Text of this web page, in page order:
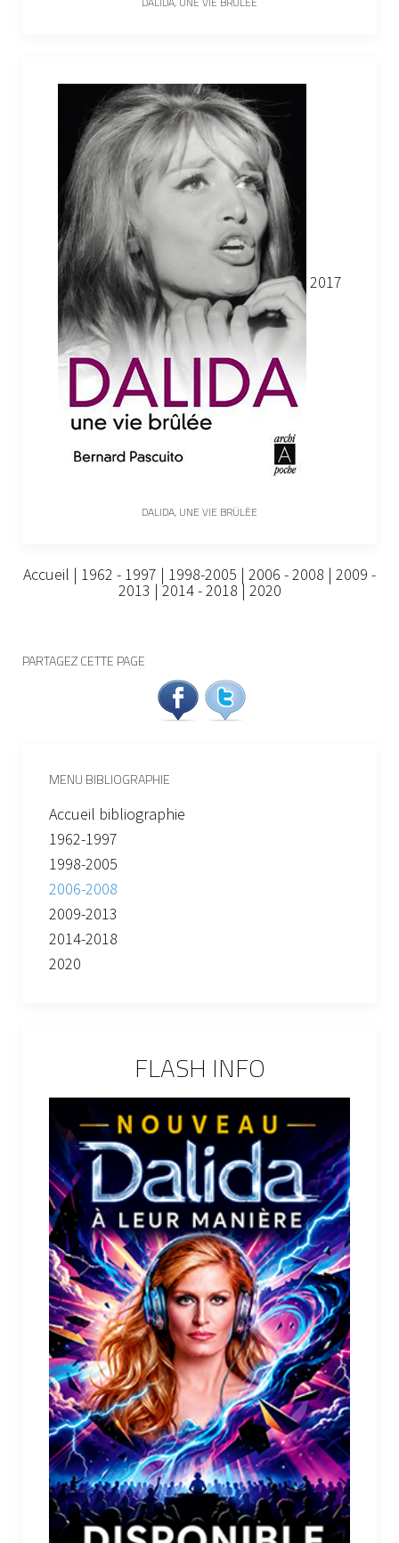
2017
DALIDA, UNE VIE BRÛLÉE
Accueil | 1962 - 1997 | 1998-2005 | 2006 - 2008 | 2009 -
2013 | 2014 - 2018 | 2020
PARTAGEZ CETTE PAGE
MENU BIBLIOGRAPHIE
Accueil bibliographie
1962-1997
1998-2005
2006-2008
2009-2013
2014-2018
2020
FLASH INFO